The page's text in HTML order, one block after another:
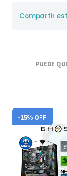
Compartir
PUEDE
-15% OFF